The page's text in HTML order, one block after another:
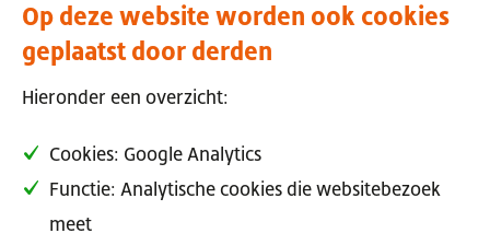
Op deze website worden ook cookies
geplaatst door derden
Hieronder een overzicht:
Cookies: Google Analytics
Functie: Analytische cookies die websitebezoek
meet